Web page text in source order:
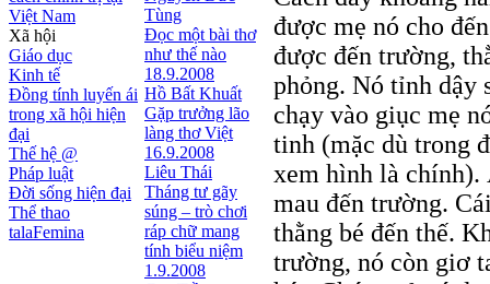
Việt Nam
Xã hội
Giáo dục
Kinh tế
Đồng tính luyến ái
trong xã hội hiện
đại
Thế hệ @
Pháp luật
Đời sống hiện đại
Thể thao
talaFemina
Tùng
Đọc một bài thơ
như thế nào
18.9.2008
Hồ Bất Khuất
Gặp trưởng lão
làng thơ Việt
16.9.2008
Liêu Thái
Tháng tư gãy
súng – trò chơi
ráp chữ mang
tính biểu niệm
1.9.2008
được mẹ nó cho
được đến trường,
phỏng. Nó tỉnh dậy
chạy vào giục mẹ
tinh (mặc dù trong
xem hình là chính).
mau đến trường.
thằng bé đến thế.
trường, nó còn giơ